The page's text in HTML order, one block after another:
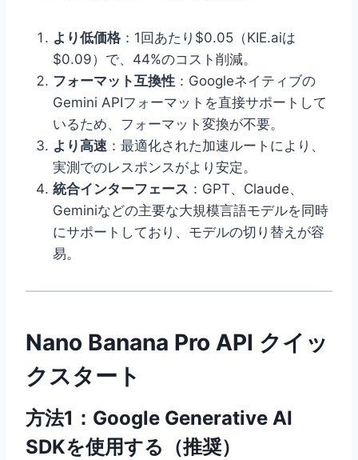
より低価格 ：1回あたり$0.05（KIE.aiは
$0.09）で、44%のコスト削減。
フォーマット互換性 ：Googleネイティブの
Gemini APIフォーマットを直接サポートして
いるため、フォーマット変換が不要。
より高速 ：最適化された加速ルートにより、
実測でのレスポンスがより安定。
統合インターフェース ：GPT、Claude、
Geminiなどの主要な大規模言語モデルを同時
にサポートしており、モデルの切り替えが容
易。
Nano Banana Pro API クイッ
クスタート
方法1：Google Generative AI
SDKを使用する（推奨）